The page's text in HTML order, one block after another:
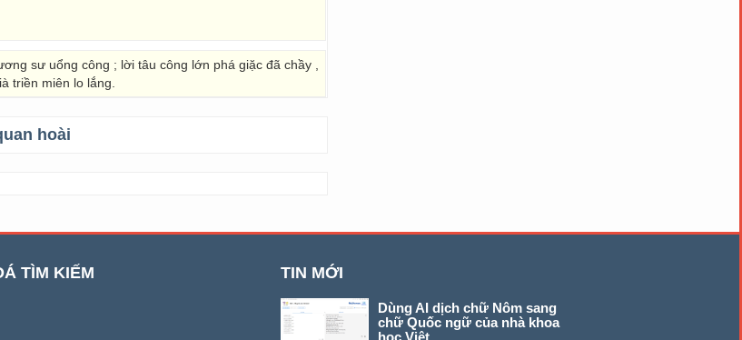
sư uổng công ; lời tâu công lớn phá giặc đã chầy ,
triền miên lo lắng.
hoài
TÌM KIẾM TIN MỚI
Dùng AI dịch chữ Nôm sang
chữ Quốc ngữ của nhà khoa
học Việt